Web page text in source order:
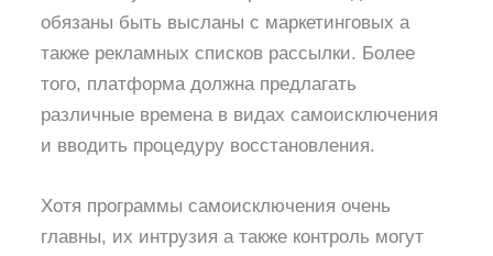
обязаны быть высланы с маркетинговых а
также рекламных списков рассылки. Более
того, платформа должна предлагать
различные времена в видах самоисключения
и вводить процедуру восстановления.
Хотя программы самоисключения очень
главны, их интрузия а также контроль могут